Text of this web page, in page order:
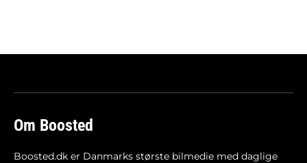
Om Boosted
Boosted.dk er Danmarks største bilmedie med daglige